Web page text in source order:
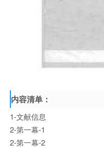
内容清单：
1-文献信息
2-第一幕-1
2-第一幕-2